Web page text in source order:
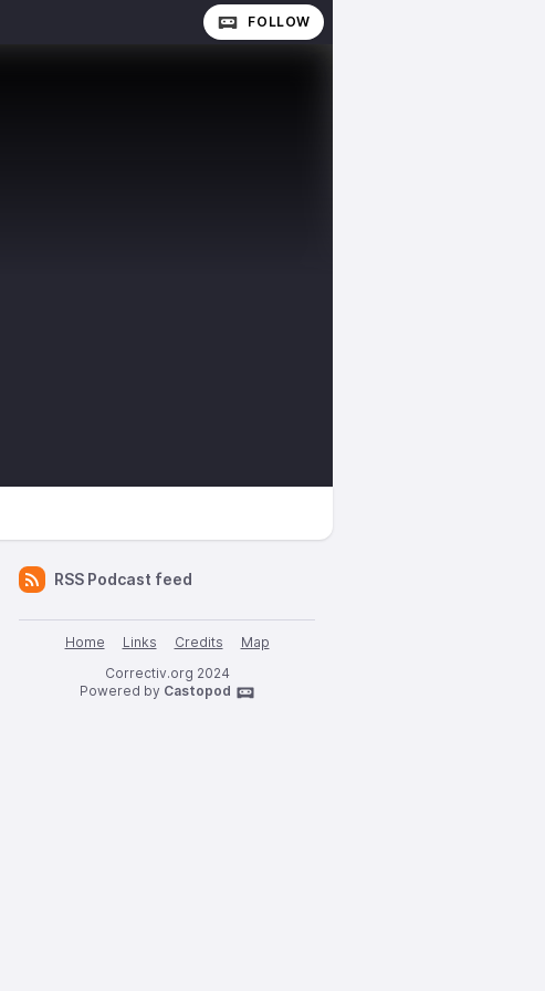
FOLLOW
RSS Podcast feed
Home Links Credits
Map
Correctiv.org 2024
Powered by Castopod